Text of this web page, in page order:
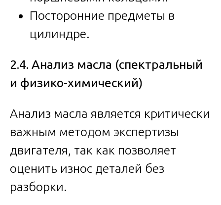
Посторонние предметы в
цилиндре.
2.4. Анализ масла (спектральный
и физико-химический)
Анализ масла является критически
важным методом экспертизы
двигателя, так как позволяет
оценить износ деталей без
разборки.